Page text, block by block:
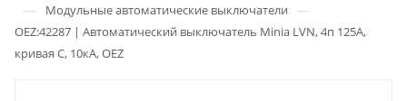
— Модульные автоматические выключатели —
OEZ:42287 | Автоматический выключатель Minia LVN, 4п 125А,
кривая С, 10кА, OEZ